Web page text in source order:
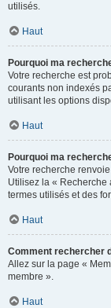
utilisés.
Haut
Pourquoi ma
Votre recherche est
courants non indexés
utilisant les options
Haut
Pourquoi ma
Votre recherche
Utilisez la « Recherche
termes utilisés et des
Haut
Comment rechercher
Allez sur la page «
membre ».
Haut